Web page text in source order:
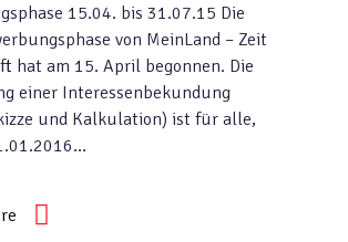
15.04. bis 31.07.15 Die
von MeinLand – Zeit
hat am 15. April begonnen. Die
einer Interessenbekundung
und Kalkulation) ist für alle,